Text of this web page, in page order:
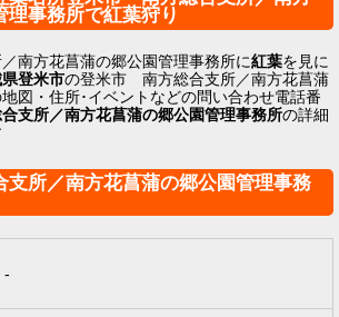
理事務所で紅葉狩り
南方花菖蒲の郷公園管理事務所に紅葉を見に
登米市の登米市 南方総合支所／南方花菖蒲
図・住所･イベントなどの問い合わせ電話番
支所／南方花菖蒲の郷公園管理事務所の詳細
所／南方花菖蒲の郷公園管理事務
-